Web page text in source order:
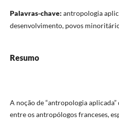
Palavras-chave: antropologia
desenvolvimento, povos
Resumo
A noção de “antropologia
entre os antropólogos franceses,